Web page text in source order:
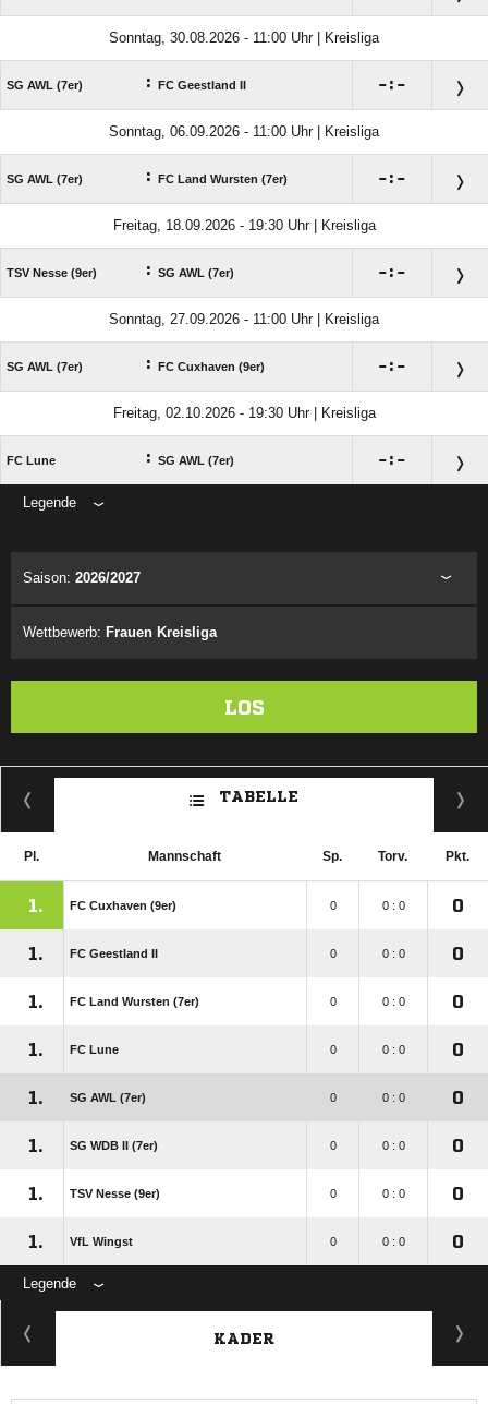
Sonntag, 30.08.2026 - 11:00 Uhr | Kreisliga
SG AWL (7er) : FC Geestland II : 
Sonntag, 06.09.2026 - 11:00 Uhr | Kreisliga
SG AWL (7er) : FC Land Wursten (7er) : 
Freitag, 18.09.2026 - 19:30 Uhr | Kreisliga
TSV Nesse (9er) : SG AWL (7er) : 
Sonntag, 27.09.2026 - 11:00 Uhr | Kreisliga
SG AWL (7er) : FC Cuxhaven (9er) : 
Freitag, 02.10.2026 - 19:30 Uhr | Kreisliga
FC Lune : SG AWL (7er) : 
Legende
Saison: 2026/2027
Wettbewerb: Frauen Kreisliga
LOS
TABELLE
Pl. Mannschaft Sp. Torv. Pkt.
1. FC Cuxhaven (9er) 0 0 : 0 0
1. FC Geestland II 0 0 : 0 0
1. FC Land Wursten (7er) 0 0 : 0 0
1. FC Lune 0 0 : 0 0
1. SG AWL (7er) 0 0 : 0 0
1. SG WDB II (7er) 0 0 : 0 0
1. TSV Nesse (9er) 0 0 : 0 0
1. VfL Wingst 0 0 : 0 0
Legende
KADER